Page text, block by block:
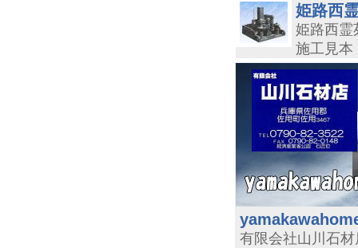
姫路西
姫路西霊
施工見
有限会社山川石